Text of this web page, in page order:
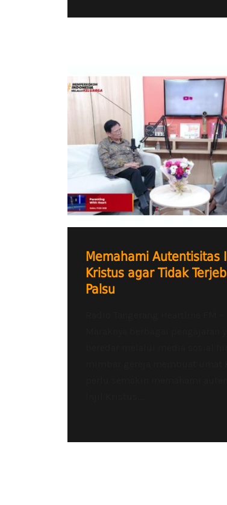
Memahami Autentisitas
Kristus agar Tidak
Palsu